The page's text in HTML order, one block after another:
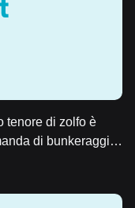
tenore di zolfo è
di bunkeraggio
pesando sul